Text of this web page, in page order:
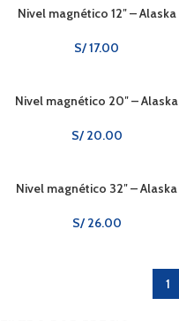
Nivel magnético 12″ – Alaska
S/17.00
Nivel magnético 20″ – Alaska
S/20.00
Nivel magnético 32″ – Alaska
S/26.00
1